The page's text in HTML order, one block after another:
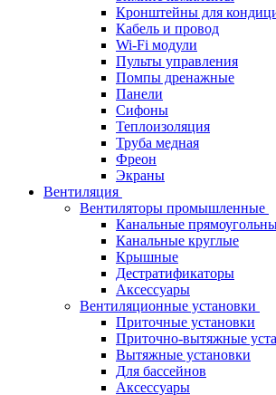
Кронштейны для
Кабель и провод
Wi-Fi модули
Пульты управления
Помпы дренажные
Панели
Сифоны
Теплоизоляция
Труба медная
Фреон
Экраны
Вентиляция
Вентиляторы промышленные
Канальные
Канальные круглые
Крышные
Дестратификаторы
Аксессуары
Вентиляционные установки
Приточные установки
Приточно-вытяжные
Вытяжные установки
Для бассейнов
Аксессуары